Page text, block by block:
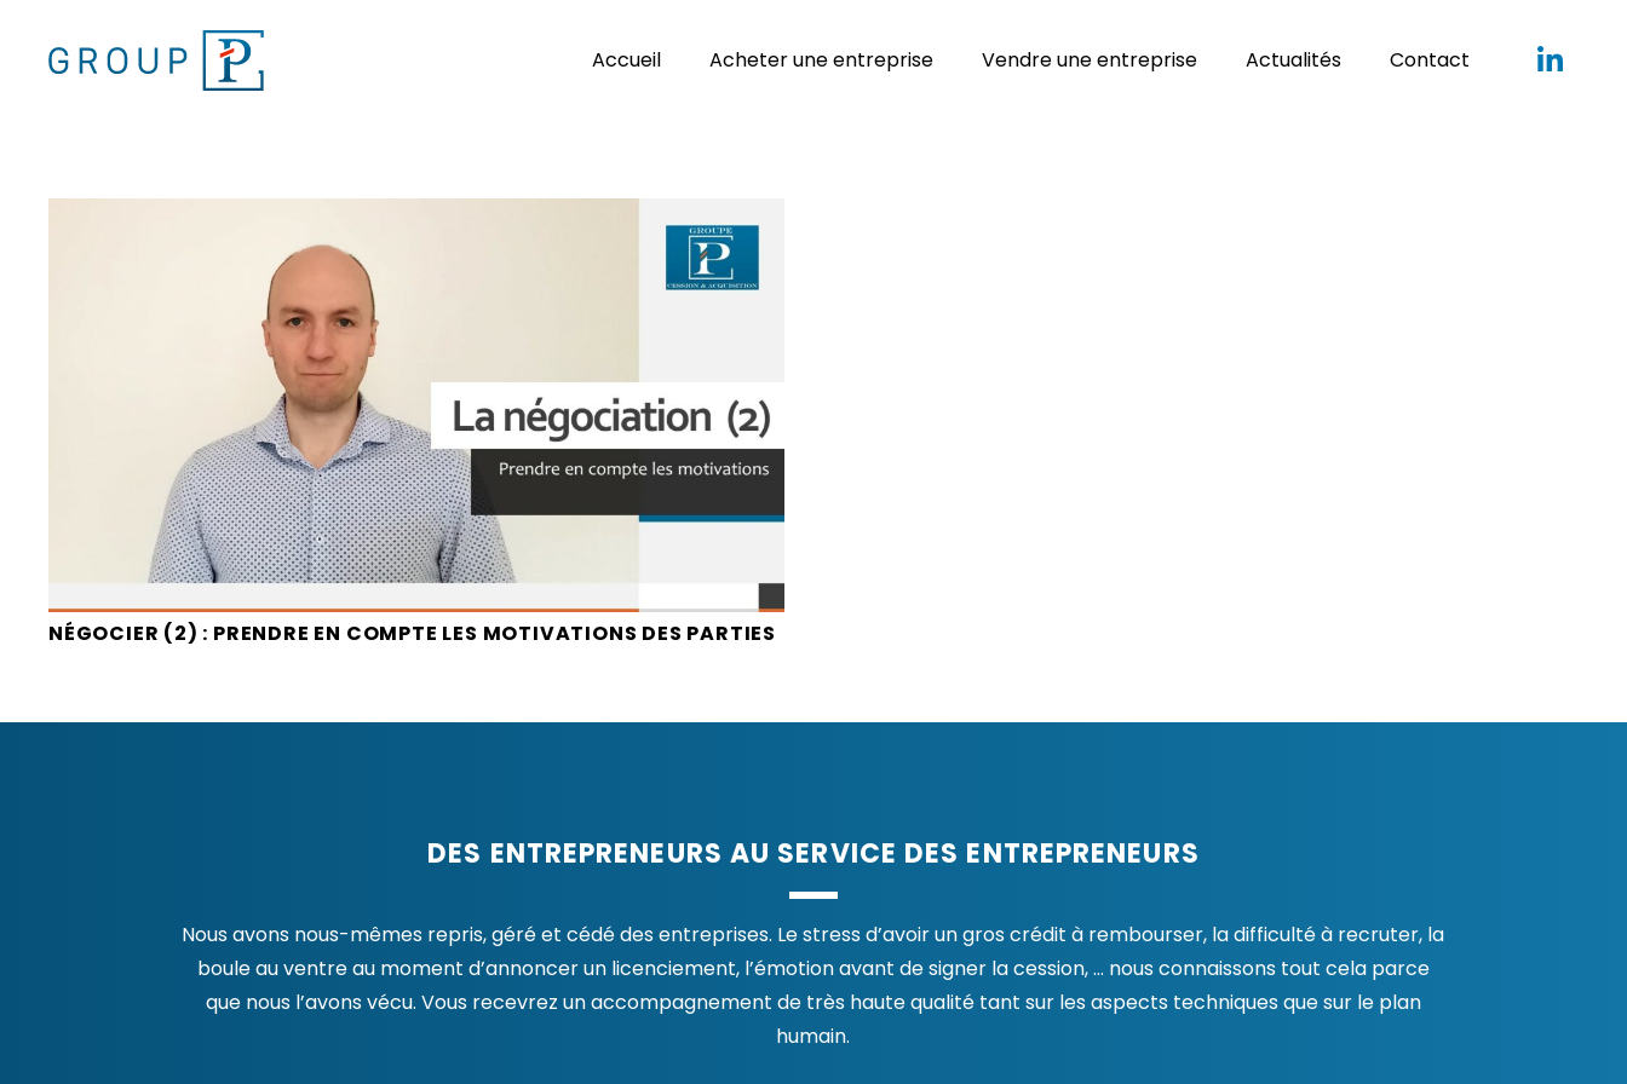
Accueil Acheter une entreprise Vendre une entreprise Actualités Contact
NÉGOCIER (2) : PRENDRE EN COMPTE LES MOTIVATIONS DES PARTIES
DES ENTREPRENEURS AU SERVICE DES ENTREPRENEURS
Nous avons nous-mêmes repris, géré et cédé des entreprises. Le stress d’avoir un gros crédit à rembourser, la difficulté à recruter, la
boule au ventre au moment d’annoncer un licenciement, l’émotion avant de signer la cession, … nous connaissons tout cela parce
que nous l’avons vécu. Vous recevrez un accompagnement de très haute qualité tant sur les aspects techniques que sur le plan
humain.